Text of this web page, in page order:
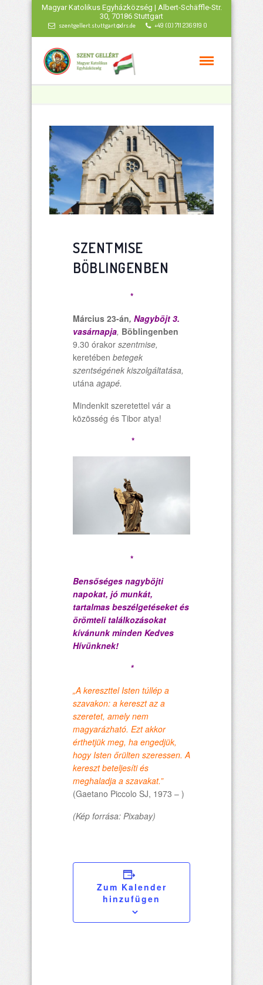
Magyar Katolikus Egyházközség | Albert-Schäffle-Str.
30, 70186 Stuttgart
szentgellert.stuttgart@drs.de +49 (0) 711 236 919 0
SZENTMISE
BÖBLINGENBEN
*
Március 23-án, Nagyböjt 3.
vasárnapja, Böblingenben
9.30 órakor szentmise,
keretében betegek
szentségének kiszolgáltatása,
utána agapé.
Mindenkit szeretettel vár a
közösség és Tibor atya!
*
*
Bensőséges nagyböjti
napokat, jó munkát,
tartalmas beszélgetéseket és
örömteli találkozásokat
kívánunk minden Kedves
Hívünknek!
*
„A kereszttel Isten túllép a
szavakon: a kereszt az a
szeretet, amely nem
magyarázható. Ezt akkor
érthetjük meg, ha engedjük,
hogy Isten őrülten szeressen. A
kereszt beteljesíti és
meghaladja a szavakat.”
(Gaetano Piccolo SJ, 1973 – )
(Kép forrása: Pixabay)
Zum Kalender
hinzufügen